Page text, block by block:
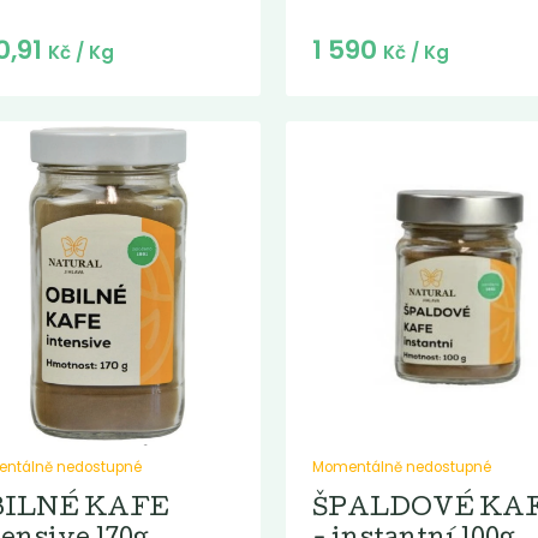
Kč / Kg 1 590 Kč/ Kg
nedostupné
KAFE
Momentálně nedostupné
ŠPALDOVÉ